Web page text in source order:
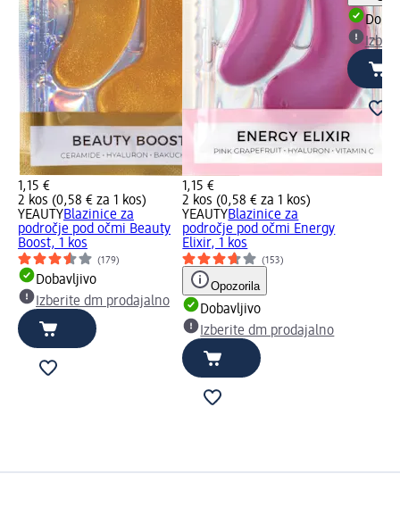
1,15 €
2 kos (0,58 € za 1 kos)
YEAUTYBlazinice za
področje pod očmi Beauty
Boost, 1 kos
(179)
Dobavljivo
Izberite dm prodajalno
1,15 €
2 kos (0,58 € za 1 kos)
YEAUTYBlazinice za
področje pod očmi Energy
Elixir, 1 kos
(153)
Opozorila
Dobavljivo
Izberite dm prodajalno